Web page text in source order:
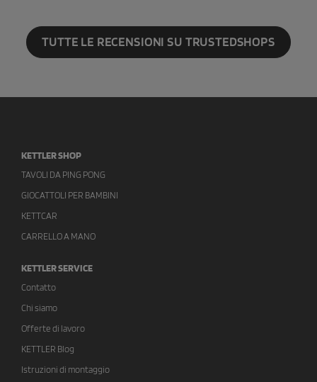
TUTTE LE RECENSIONI SU TRUSTEDSHOPS
KETTLER SHOP
TAVOLI DA PING PONG
GIOCATTOLI PER BAMBINI
KETTCAR
CARRELLO A MANO
KETTLER SERVICE
Contatto
Chi siamo
Offerte di lavoro
KETTLER Blog
Istruzioni di montaggio